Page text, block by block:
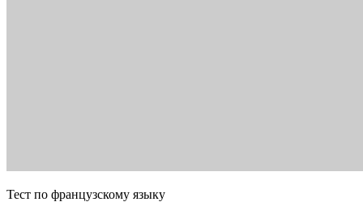
Тест по французскому языку